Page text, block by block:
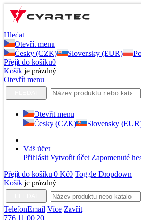
Hledat
Otevřít menu
Česky (CZK)
Slovensky (EUR)
Přejít do košíku0
Košík je prázdný
Otevřít menu
Otevřít menu
Česky (CZK)
Slovensky
Váš účet
Přihlásit Vytvořit účet Zapomenuté
Přejít do košíku 0 Kč0 Toggle Dropdown
Košík je prázdný
TelefonEmail Více Zavřít
776 11 00 20